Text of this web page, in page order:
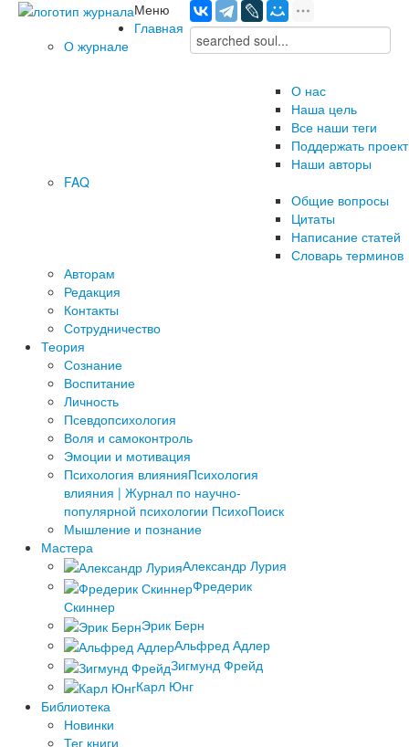
Меню
Главная
О журнале
О нас
Наша цель
Все наши теги
Поддержать проект
Наши авторы
FAQ
Общие вопросы
Цитаты
Написание статей
Словарь терминов
Авторам
Редакция
­Контакты
Сотрудничество
Теория
Сознание
Воспитание
Личность
Псевдопсихология
Воля и самоконтроль
Эмоции и мотивация
Психология влиянияПсихология
влияния | Журнал по научно-
популярной психологии ПсихоПоиск
Мышление и познание
Мастера
Александр Лурия
Фредерик
Скиннер
Эрик Берн
Альфред Адлер
Зигмунд Фрейд
Карл Юнг
Библиотека
Новинки
Тег книги